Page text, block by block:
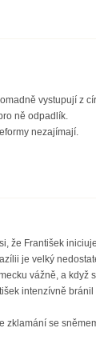
vystupují z
ně odpadlík.
nezajímají.
že František
je velký
vážně, a
intenzívně
se